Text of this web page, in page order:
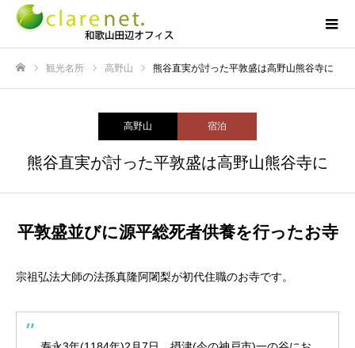
観光名所 高野山 熊谷直実が討った平敦盛は高野山熊谷寺に
高野山 宿泊
熊谷直実が討った平敦盛は高野山熊谷寺に
平敦盛並びに源平総死者供養を行ったお寺
宗祖弘法大師の法孫真隆阿闍梨が初代住職のお寺です。